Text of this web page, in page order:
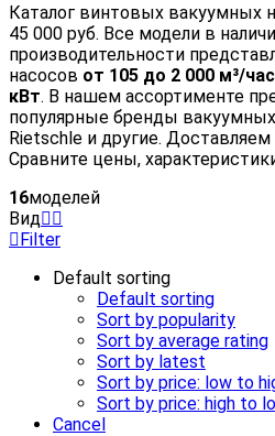
Каталог винтовых вакуумных
45 000 руб. Все модели в
производительности
насосов от 105 до 2 000 м³/час
кВт. В нашем ассортименте
популярные бренды вакуумных
Rietschle и другие.
Сравните цены,
16моделей
Вид
Filter
Default sorting
Default sorting
Sort by popularity
Sort by average rating
Sort by latest
Sort by price: low to
Sort by price: high to
Cancel